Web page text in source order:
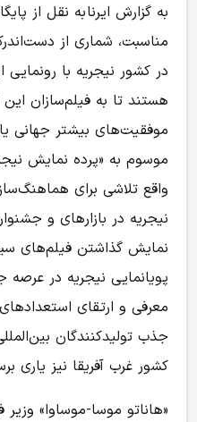
به گزارش ایرنا به نقل از
مناسبت، شماری از
در کشور نیجریه با رونمایی
هستند تا به فیلم‌سازان
موفقیت‌های بیشتر جهانی
واقع تلاشی برای
نیجریه در بازارهای و
نمایش گذاشتن فیلم‌های
پویانمایی نیجریه در
معرفی و ارتقای
جذب تولیدکنندگان
کشور غرب آفریقا نیز یاری
«هاناتو موسا-موساوا»